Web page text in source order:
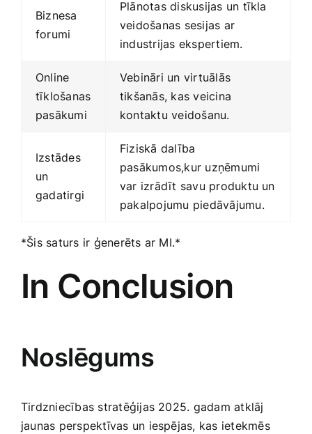
Biznesa
forumi
Plānotas diskusijas un tīkla
veidošanas sesijas ar
industrijas ekspertiem.
Online
tīklošanas‍
pasākumi
Vebināri un virtuālās
tikšanās, kas veicina
kontaktu veidošanu.
Izstādes
un
gadatirgi
Fiziskā dalība
pasākumos,kur uzņēmumi
var izrādīt savu produktu un
pakalpojumu piedāvājumu.
*Šis saturs ir ģenerēts ar MI.*
In Conclusion
Noslēgums
Tirdzniecības stratēģijas 2025. gadam atklāj
jaunas perspektīvas ‌un iespējas, kas ietekmēs⁤